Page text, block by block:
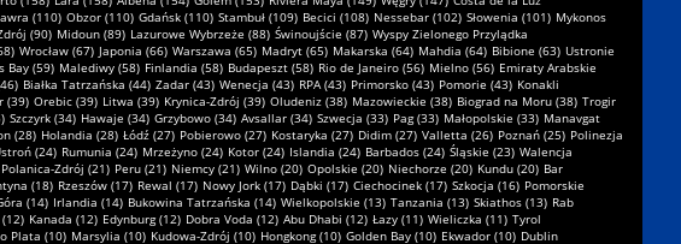
(110) Obzor (110) Gdańsk (110) Stambuł (109) Becici (108) Nessebar (102) Słowenia (101) Mykonos
(90) Midoun (89) Lazurowe Wybrzeże (88) Świnoujście (87) Wyspy Zielonego Przylądka
Wrocław (67) Japonia (66) Warszawa (65) Madryt (65) Makarska (64) Mahdia (64) Bibione (63) Ustronie
Bay (59) Malediwy (58) Finlandia (58) Budapeszt (58) Rio de Janeiro (56) Mielno (56) Emiraty Arabskie
Białka Tatrzańska (44) Zadar (43) Wenecja (43) RPA (43) Primorsko (43) Pomorie (43) Konakli
(39) Orebic (39) Litwa (39) Krynica-Zdrój (39) Oludeniz (38) Mazowieckie (38) Biograd na Moru (38) Trogir
Szczyrk (34) Hawaje (34) Grzybowo (34) Avsallar (34) Szwecja (33) Pag (33) Małopolskie (33) Manavgat
(28) Holandia (28) Łódź (27) Pobierowo (27) Kostaryka (27) Didim (27) Valletta (26) Poznań (25) Polinezja
(24) Rumunia (24) Mrzeżyno (24) Kotor (24) Islandia (24) Barbados (24) Śląskie (23) Walencja
Polanica-Zdrój (21) Peru (21) Niemcy (21) Wilno (20) Opolskie (20) Niechorze (20) Kundu (20) Bar
(18) Rzeszów (17) Rewal (17) Nowy Jork (17) Dąbki (17) Ciechocinek (17) Szkocja (16) Pomorskie
(14) Irlandia (14) Bukowina Tatrzańska (14) Wielkopolskie (13) Tanzania (13) Skiathos (13) Rab
Kanada (12) Edynburg (12) Dobra Voda (12) Abu Dhabi (12) Łazy (11) Wieliczka (11) Tyrol
Plata (10) Marsylia (10) Kudowa-Zdrój (10) Hongkong (10) Golden Bay (10) Ekwador (10) Dublin